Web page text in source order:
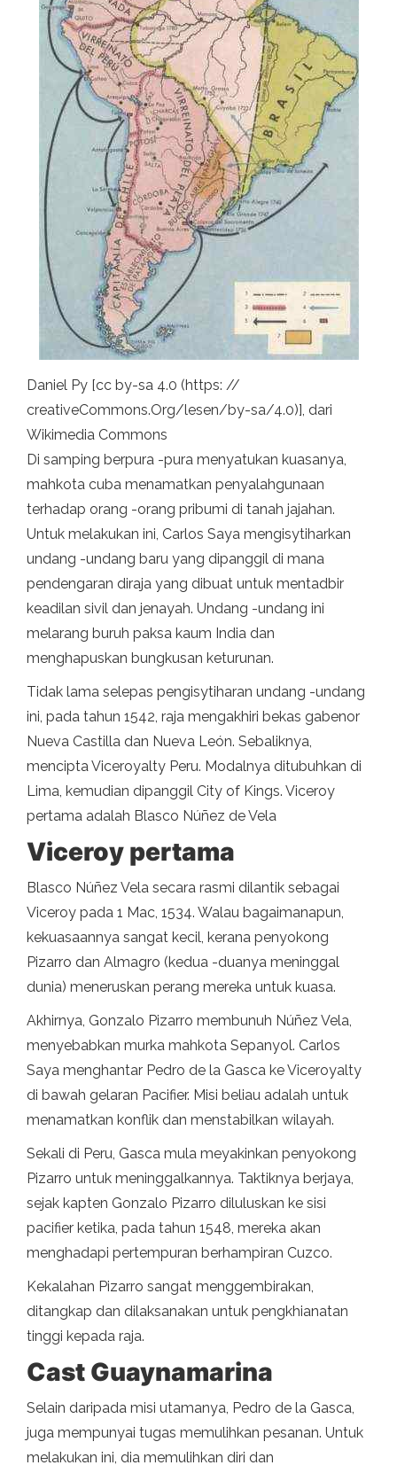
Daniel Py [cc by-sa 4.0 (https: //
creativeCommons.Org/lesen/by-sa/4.0)], dari
Wikimedia Commons
Di samping berpura -pura menyatukan kuasanya,
mahkota cuba menamatkan penyalahgunaan
terhadap orang -orang pribumi di tanah jajahan.
Untuk melakukan ini, Carlos Saya mengisytiharkan
undang -undang baru yang dipanggil di mana
pendengaran diraja yang dibuat untuk mentadbir
keadilan sivil dan jenayah. Undang -undang ini
melarang buruh paksa kaum India dan
menghapuskan bungkusan keturunan.
Tidak lama selepas pengisytiharan undang -undang
ini, pada tahun 1542, raja mengakhiri bekas gabenor
Nueva Castilla dan Nueva León. Sebaliknya,
mencipta Viceroyalty Peru. Modalnya ditubuhkan di
Lima, kemudian dipanggil City of Kings. Viceroy
pertama adalah Blasco Núñez de Vela
Viceroy pertama
Blasco Núñez Vela secara rasmi dilantik sebagai
Viceroy pada 1 Mac, 1534. Walau bagaimanapun,
kekuasaannya sangat kecil, kerana penyokong
Pizarro dan Almagro (kedua -duanya meninggal
dunia) meneruskan perang mereka untuk kuasa.
Akhirnya, Gonzalo Pizarro membunuh Núñez Vela,
menyebabkan murka mahkota Sepanyol. Carlos
Saya menghantar Pedro de la Gasca ke Viceroyalty
di bawah gelaran Pacifier. Misi beliau adalah untuk
menamatkan konflik dan menstabilkan wilayah.
Sekali di Peru, Gasca mula meyakinkan penyokong
Pizarro untuk meninggalkannya. Taktiknya berjaya,
sejak kapten Gonzalo Pizarro diluluskan ke sisi
pacifier ketika, pada tahun 1548, mereka akan
menghadapi pertempuran berhampiran Cuzco.
Kekalahan Pizarro sangat menggembirakan,
ditangkap dan dilaksanakan untuk pengkhianatan
tinggi kepada raja.
Cast Guaynamarina
Selain daripada misi utamanya, Pedro de la Gasca,
juga mempunyai tugas memulihkan pesanan. Untuk
melakukan ini, dia memulihkan diri dan